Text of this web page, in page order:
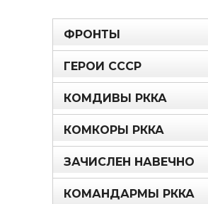
ФРОНТЫ
ГЕРОИ СССР
КОМДИВЫ РККА
КОМКОРЫ РККА
ЗАЧИСЛЕН НАВЕЧНО
КОМАНДАРМЫ РККА